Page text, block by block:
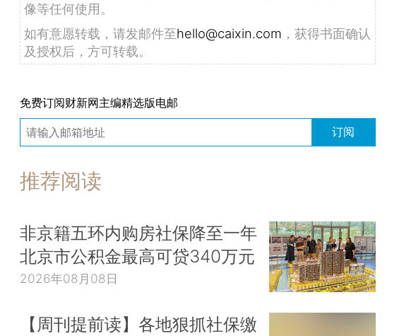
像等任何使用。
如有意愿转载，请发邮件至hello@caixin.com ，获得书面确认
及授权后，方可转载。
免费订阅财新网主编精选版电邮
订阅
推荐阅读
非京籍五环内购房社保降至一年
北京市公积金最高可贷340万元
2026年08月08日
【周刊提前读】各地狠抓社保缴